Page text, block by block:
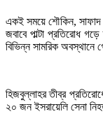
একই সময়ে শৌকিন, সাফাদ
জবাবে পাল্টা প্রতিরোধ
বিভিন্ন সামরিক অবস্থানে
হিজবুল্লাহর তীব্র
২০ জন ইসরায়েলি সেনা